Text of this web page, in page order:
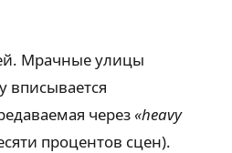
Мрачные улицы
вписывается
через«heavy
процентов сцен).